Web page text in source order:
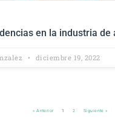
en la industria de
diciembre 19, 2022
« Anterior 1 2 Siguiente »